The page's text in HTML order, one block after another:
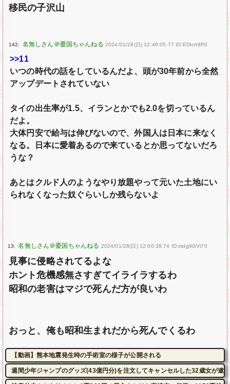
移民の子沢山
142: 2024/01/28(日) 12:46:05.77 ID:EDIcrt8P0
>>11
いつの時代の話をしているんだよ、頭が30年前から全然
アップデートされていない
タイの出生率が1.5、イランとかでも2.0を切っているん
だよ。
大体円安で給与は伸びないので、外国人は日本に来なく
なる。日本に愛着あるので来ているとか思ってないだろ
うな？
あとはクルド人のようなやり放題やって元いた土地にい
られなくなった奴ぐらいしか残らないよ
13: 2024/01/28(日) 12:00:38.74 ID:mdg9GVi70
見事に侵略されてるよな
ホント危機感無さすぎてイライラするわ
昭和の老害はマジで死んだ方が良いわ
おっと、俺も昭和生まれだから死んでくるわ
【動画】熊本地震発生時の手術室の様子が公開される
週間少年ジャンプのグッズ(43億円分)を注文してキャンセルした32歳女が逮捕